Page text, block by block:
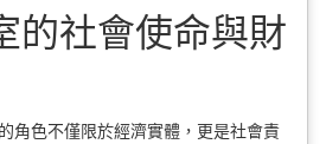
的社會使命與財
角色不僅限於經濟實體，更是社會責